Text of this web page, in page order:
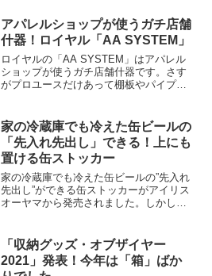
仕様もちゃんと分ります。カラーや扉の
デザインなどもオーダー可能。それでい
て決して割高ではありません。
アパレルショップが使うガチ店舗
什器！ロイヤル「AA SYSTEM」
ロイヤルの「AA SYSTEM」はアパレル
ショップが使うガチ店舗什器です。さす
がプロユースだけあって棚板やパイプハ
だし、DIYで手軽に取り付けられるという
感じではありません。
家の冷蔵庫でも冷えた缶ビールの
「先入れ先出し」できる！上にも
置ける缶ストッカー
家の冷蔵庫でも冷えた缶ビールの”先入れ
先出し”ができる缶ストッカーがアイリス
オーヤマから発売されました。しかしな
が使い勝手が良いと思います。
「収納グッズ・オブザイヤー
2021」発表！今年は「箱」ばか